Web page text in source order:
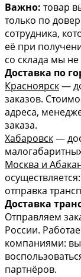
Важно: товар
только по
сотрудника,
её при
со склада мы
Доставка по
Красноярск—
заказов.
адреса,
заказа.
Хабаровск—
Москва и
отправка
Доставка
Отправляем
России.
компаниями:
партнёров.